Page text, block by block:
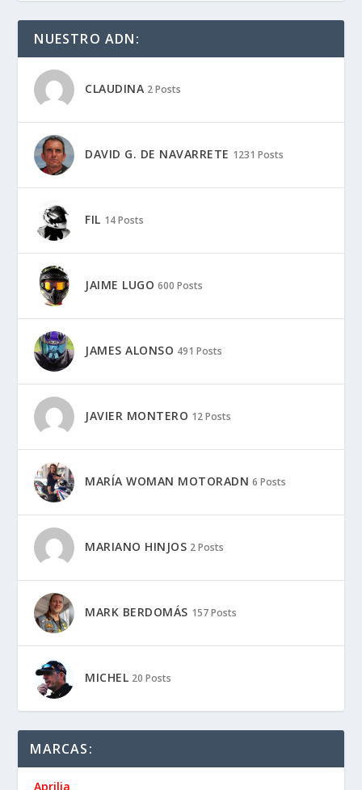
NUESTRO ADN:
CLAUDINA 2 Posts
DAVID G. DE NAVARRETE 1231 Posts
FIL 14 Posts
JAIME LUGO 600 Posts
JAMES ALONSO 491 Posts
JAVIER MONTERO 12 Posts
MARÍA WOMAN MOTORADN 6 Posts
MARIANO HINJOS 2 Posts
MARK BERDOMÁS 157 Posts
MICHEL 20 Posts
MARCAS:
Aprilia